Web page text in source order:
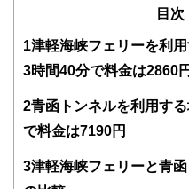
目次
1 津軽海峡フェリーを利
3時間40分で料金は2860
2青函トンネルを利用す
で料金は7190円
3津軽海峡フェリーと青